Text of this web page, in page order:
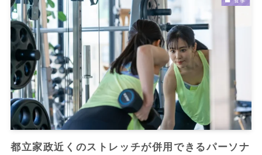
都立家政近くのストレッチが併用できるパーソナ